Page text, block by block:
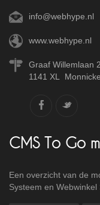
info@webhype.nl
www.webhype.nl
Graaf Willemlaan
1141 XL
CMS To Go
Een overzicht van de
Systeem en Webwinkel